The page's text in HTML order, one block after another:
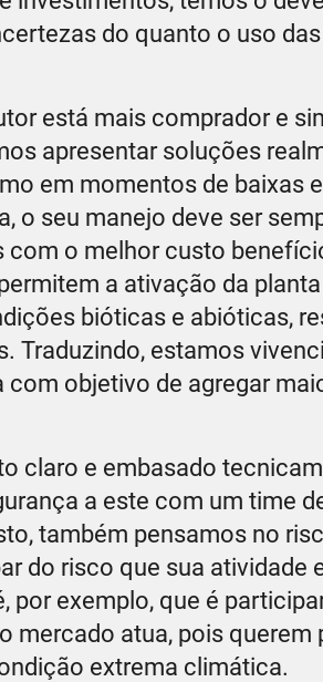
do quanto o uso
está mais comprador e
apresentar soluções
em momentos de baixas
o seu manejo deve ser
o melhor custo
a ativação da
bióticas e abióticas,
Traduzindo, estamos
objetivo de agregar
claro e embasado
a este com um time
também pensamos no
do risco que sua atividade
por exemplo, que é
atua, pois querem
extrema climática.